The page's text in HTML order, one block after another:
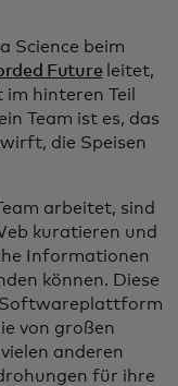
Science beim
Future leitet,
hinteren Teil
Team ist es, das
die Speisen
arbeitet, sind
kuratieren und
Informationen
können. Diese
Softwareplattform
von großen
anderen
für ihre